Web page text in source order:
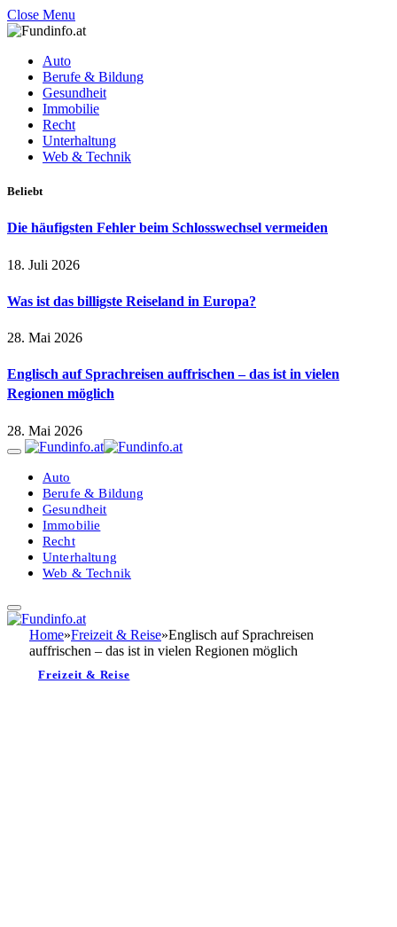
Close Menu
Auto
Berufe & Bildung
Gesundheit
Immobilie
Recht
Unterhaltung
Web & Technik
Beliebt
Die häufigsten Fehler beim Schlosswechsel vermeiden
18. Juli 2026
Was ist das billigste Reiseland in Europa?
28. Mai 2026
Englisch auf Sprachreisen auffrischen – das ist in vielen
Regionen möglich
28. Mai 2026
Auto
Berufe & Bildung
Gesundheit
Immobilie
Recht
Unterhaltung
Web & Technik
Home»Freizeit & Reise»Englisch auf Sprachreisen
auffrischen – das ist in vielen Regionen möglich
Freizeit & Reise